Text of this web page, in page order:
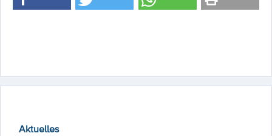
Aktuelles